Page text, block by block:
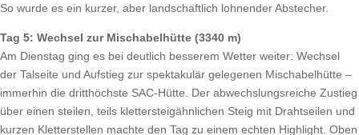
So wurde es ein kurzer, aber landschaftlich lohnender Abstecher.
Tag 5: Wechsel zur Mischabelhütte (3340 m)
Am Dienstag ging es bei deutlich besserem Wetter weiter: Wechsel
der Talseite und Aufstieg zur spektakulär gelegenen Mischabelhütte –
immerhin die dritthöchste SAC-Hütte. Der abwechslungsreiche Zustieg
über einen steilen, teils klettersteigähnlichen Steig mit Drahtseilen und
kurzen Kletterstellen machte den Tag zu einem echten Highlight. Oben